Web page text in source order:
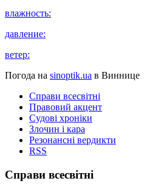
влажность:
давление:
ветер:
Погода на sinoptik.ua в Виннице
Справи всесвітні
Правовий акцент
Судові хроніки
Злочин і кара
Резонансні вердикти
RSS
Справи всесвітні